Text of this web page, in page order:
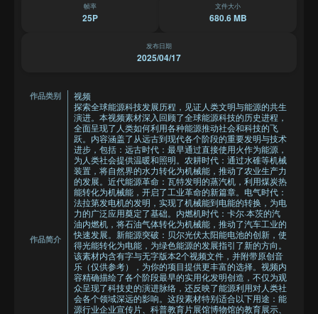
帧率
25P
文件大小
680.6 MB
发布日期
2025/04/17
作品类别 视频
作品简介
探索全球能源科技发展历程，见证人类文明与能源的共生
演进。本视频素材深入回顾了全球能源科技的历史进程，
全面呈现了人类如何利用各种能源推动社会和科技的飞
跃。内容涵盖了从远古到现代各个阶段的重要发明与技术
进步，包括：远古时代：最早通过直接使用火作为能源，
为人类社会提供温暖和照明。农耕时代：通过水碓等机械
装置，将自然界的水力转化为机械能，推动了农业生产力
的发展。近代能源革命：瓦特发明的蒸汽机，利用煤炭热
能转化为机械能，开启了工业革命的新篇章。电气时代：
法拉第发电机的发明，实现了机械能到电能的转换，为电
力的广泛应用奠定了基础。内燃机时代：卡尔·本茨的汽
油内燃机，将石油气体转化为机械能，推动了汽车工业的
快速发展。新能源突破：贝尔光伏太阳能电池的创新，使
得光能转化为电能，为绿色能源的发展指引了新的方向。
该素材内含有字与无字版本2个视频文件，并附带原创音
乐（仅供参考），为你的项目提供更丰富的选择。视频内
容精确描绘了各个阶段最早的实用化发明创造，不仅为观
众呈现了科技史的演进脉络，还反映了能源利用对人类社
会各个领域深远的影响。这段素材特别适合以下用途：能
源行业企业宣传片、科普教育片展馆博物馆的教育展示、